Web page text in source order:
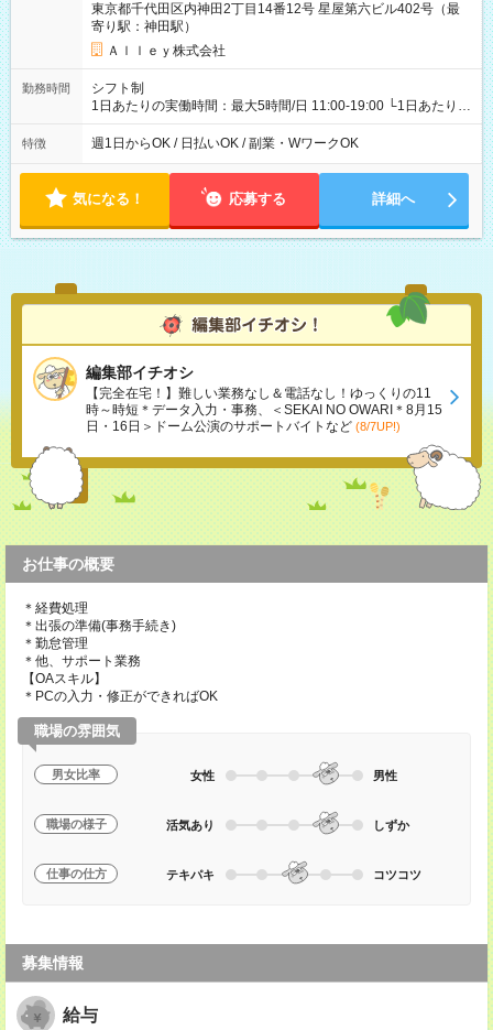
東京都千代田区内神田2丁目14番12号 星屋第六ビル402号（最
寄り駅：神田駅）
Ａｌｌｅｙ株式会社
勤務時間
シフト制
1日あたりの実働時間：最大5時間/日 11:00-19:00 └1日あたりの
実働時間：1-5時間 └上記の時間帯内であれば、いつでも勤務可
能！ └平日・土曜日の中で、お好きな曜日でご勤務いただけま
18:00 などのように、自由な働き方が可能なお仕事です！
特徴 週1日からOK / 日払いOK / 副業・WワークOK
気になる！ 応募する 詳細へ
編集部イチオシ
【完全在宅！】難しい業務なし＆電話なし！ゆっくりの11
時～時短＊データ入力・事務、＜SEKAI NO OWARI＊8月15
日・16日＞ドーム公演のサポートバイトなど (8/7UP!)
お仕事の概要
＊経費処理
＊出張の準備(事務手続き)
＊勤怠管理
＊他、サポート業務
【OAスキル】
＊PCの入力・修正ができればOK
職場の雰囲気
男女比率 女性 男性
職場の様子 活気あり しずか
仕事の仕方 テキパキ コツコツ
募集情報
給与